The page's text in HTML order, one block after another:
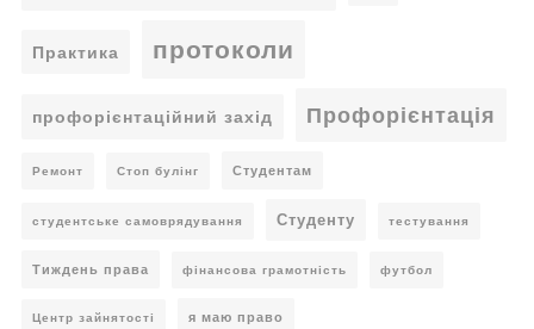
Практика протоколи
профорієнтаційний захід Профорієнтація
Ремонт Стоп булінг Студентам
студентське самоврядування Студенту тестування
Тиждень права фінансова грамотність футбол
Центр зайнятості я маю право